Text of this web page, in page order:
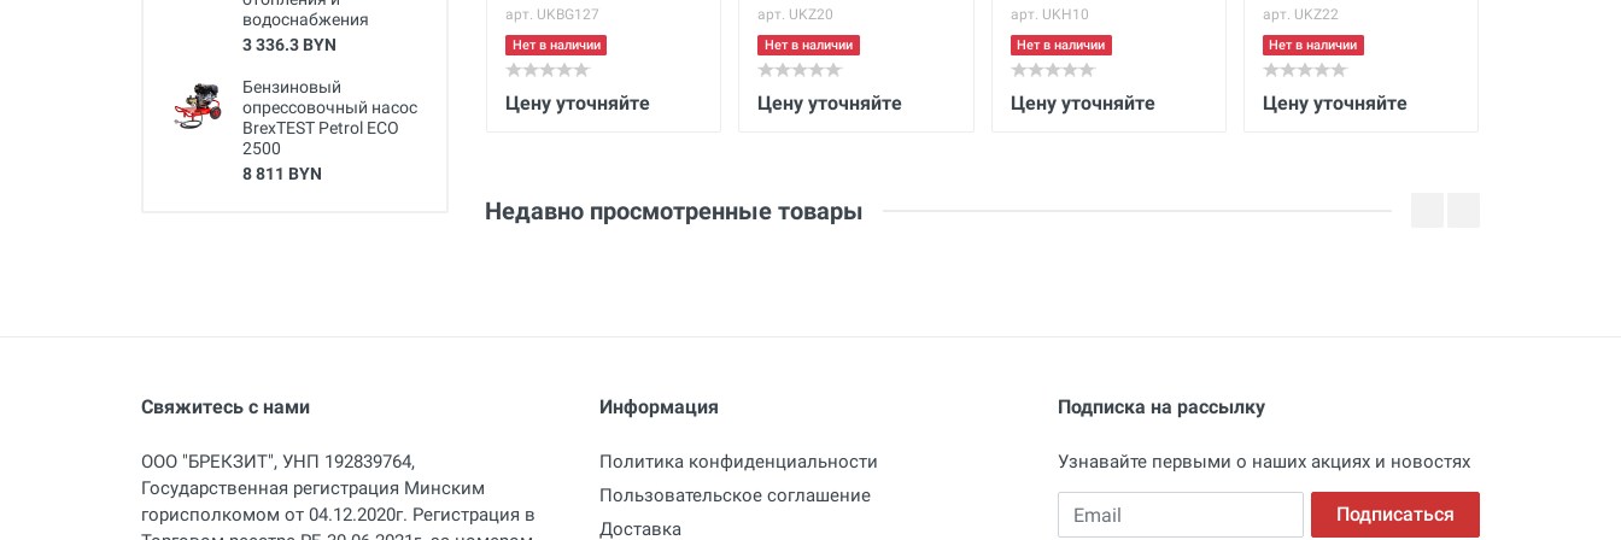
водоснабжения
3 336.3 BYN
Бензиновый
опрессовочный насос
BrexTEST Petrol ECO
2500
8 811 BYN
арт. UKBG127
Нет в наличии
Цену уточняйте
арт. UKZ20
Нет в наличии
Цену уточняйте
арт. UKH10
Нет в наличии
Цену уточняйте
арт. UKZ22
Нет в наличии
Цену уточняйте
Недавно просмотренные товары
Свяжитесь с нами
ООО "БРЕКЗИТ", УНП 192839764,
Государственная регистрация Минским
горисполкомом от 04.12.2020г. Регистрация в
Информация
Политика конфиденциальности
Пользовательское соглашение
Доставка
Подписка на рассылку
Узнавайте первыми о наших акциях и новостях
Email Подписаться